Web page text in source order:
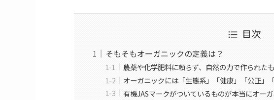
目次
そもそもオーガニックの定義は？
農薬や化学肥料に頼らず、自然の力で作られた
オーガニックには「生態系」「健康」「公正」
有機JASマークがついているものが本当にオー